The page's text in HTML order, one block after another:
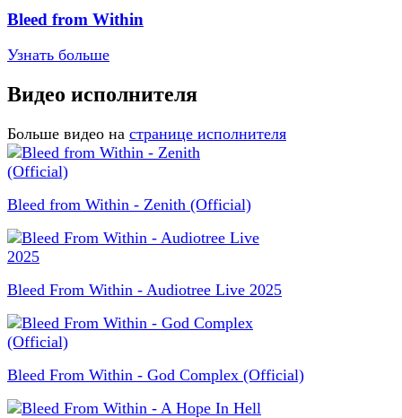
Bleed from Within
Узнать больше
Видео исполнителя
Больше видео на странице исполнителя
Bleed from Within - Zenith (Official)
Bleed From Within - Audiotree Live 2025
Bleed From Within - God Complex (Official)